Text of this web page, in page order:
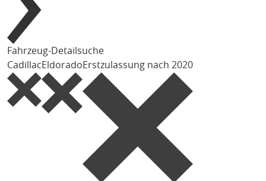
Fahrzeug-Detailsuche
CadillacEldoradoErstzulassung nach 2020